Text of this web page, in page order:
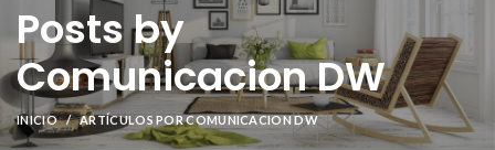
Posts by
Comunicacion DW
INICIO ARTÍCULOS POR COMUNICACION DW